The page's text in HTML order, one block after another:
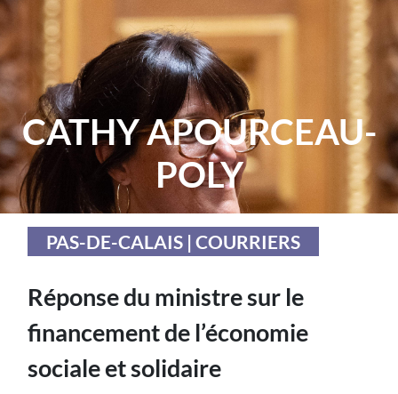
CATHY APOURCEAU-
POLY
PAS-DE-CALAIS | COURRIERS
Réponse du ministre sur le
financement de l’économie
sociale et solidaire